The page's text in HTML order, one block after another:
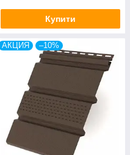
Купити
АКЦИЯ –10%